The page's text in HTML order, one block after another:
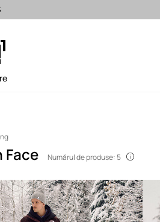
premium selectate >
Face Numărul de produse: 5